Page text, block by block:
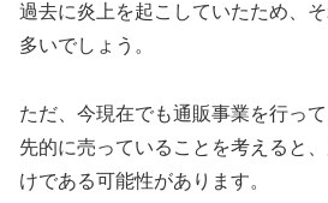
過去に炎上を起こしていたため、
多いでしょう。
ただ、今現在でも通販事業を行っ
先的に売っていることを考えると
けである可能性があります。